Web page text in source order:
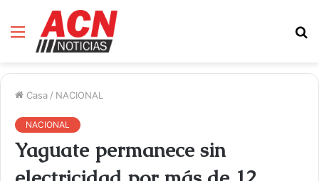
Menú
Casa / NACIONAL
NACIONAL
Yaguate permanece sin